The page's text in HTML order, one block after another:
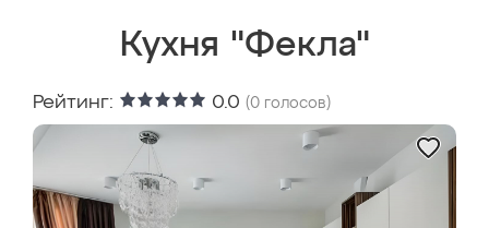
Кухня "Фекла"
Рейтинг: 0.0 (0 голосов)